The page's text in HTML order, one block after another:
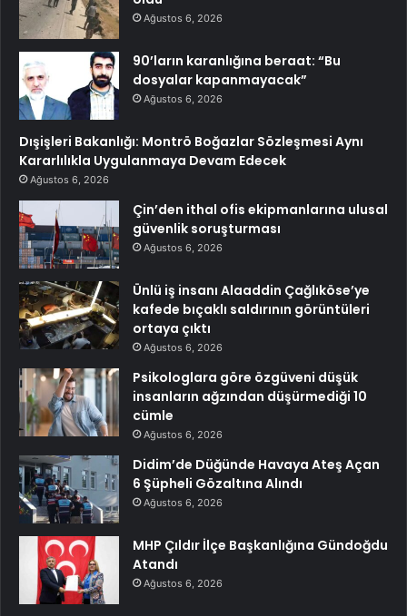
Ağustos 6, 2026
90’ların karanlığına beraat: “Bu
dosyalar kapanmayacak”
Ağustos 6, 2026
Dışişleri Bakanlığı: Montrö Boğazlar Sözleşmesi Aynı
Kararlılıkla Uygulanmaya Devam Edecek
Ağustos 6, 2026
Çin’den ithal ofis ekipmanlarına ulusal
güvenlik soruşturması
Ağustos 6, 2026
Ünlü iş insanı Alaaddin Çağlıköse’ye
kafede bıçaklı saldırının görüntüleri
ortaya çıktı
Ağustos 6, 2026
Psikologlara göre özgüveni düşük
insanların ağzından düşürmediği 10
cümle
Ağustos 6, 2026
Didim’de Düğünde Havaya Ateş Açan
6 Şüpheli Gözaltına Alındı
Ağustos 6, 2026
MHP Çıldır İlçe Başkanlığına Gündoğdu
Atandı
Ağustos 6, 2026